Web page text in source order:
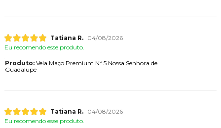
Tatiana R.
04/08/2026
Eu recomendo esse produto.
Produto:Vela Maço Premium Nº 5 Nossa Senhora de
Guadalupe
Tatiana R.
04/08/2026
Eu recomendo esse produto.